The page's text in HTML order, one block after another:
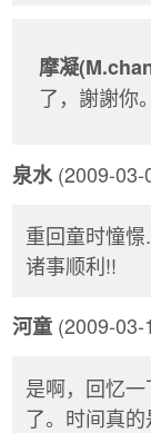
摩凝
了，謝謝你。
泉水(2009-03-
重回童时憧
诸事顺利!!
河童 (2009-
是啊，回忆
了。时间真